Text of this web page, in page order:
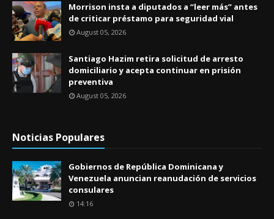
Morrison insta a diputados a “leer más” antes
de criticar préstamo para seguridad vial
August 05, 2026
Santiago Hazim retira solicitud de arresto
domiciliario y acepta continuar en prisión
preventiva
August 05, 2026
Noticias Populares
Gobiernos de República Dominicana y
Venezuela anuncian reanudación de servicios
consulares
14:16